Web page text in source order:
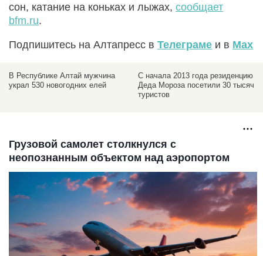
сон, катание на коньках и лыжах, сообщает
bfm.ru.
Подпишитесь на Алтапресс в Телеграме и в Max
В Республике Алтай мужчина
украл 530 новогодних елей
C начала 2013 года резиденцию
Деда Мороза посетили 30 тысяч
туристов
Грузовой самолет столкнулся с
неопознанным объектом над аэропортом